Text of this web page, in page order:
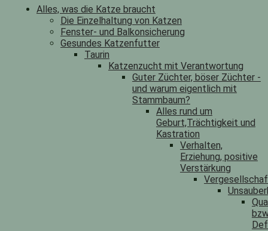
Alles, was die Katze braucht
Die Einzelhaltung von Katzen
Fenster- und Balkonsicherung
Gesundes Katzenfutter
Taurin
Katzenzucht mit Verantwortung
Guter Züchter, böser Züchter -
und warum eigentlich mit
Stammbaum?
Alles rund um
Geburt,Trächtigkeit und
Kastration
Verhalten,
Erziehung, positive
Verstärkung